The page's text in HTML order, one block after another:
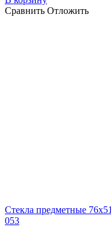
Сравнить Отложить
Стекла предметные
053